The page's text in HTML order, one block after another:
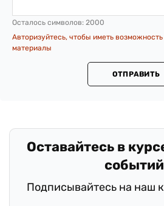
Осталось символов: 2000
Авторизуйтесь, чтобы иметь
материалы
ОТПРАВИТЬ
Оставайтесь в
Подписывайтесь на наш